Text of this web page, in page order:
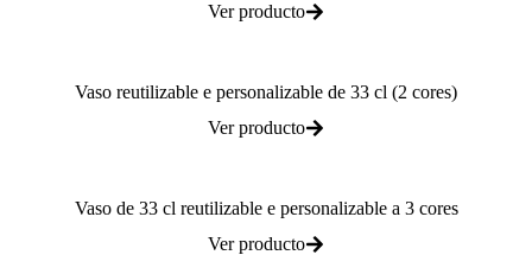
Ver producto
Vaso reutilizable e personalizable de 33 cl (2 cores)
Ver producto
Vaso de 33 cl reutilizable e personalizable a 3 cores
Ver producto